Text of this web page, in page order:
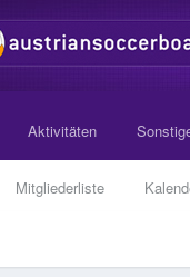
Mitgliederliste
Aktivitäten